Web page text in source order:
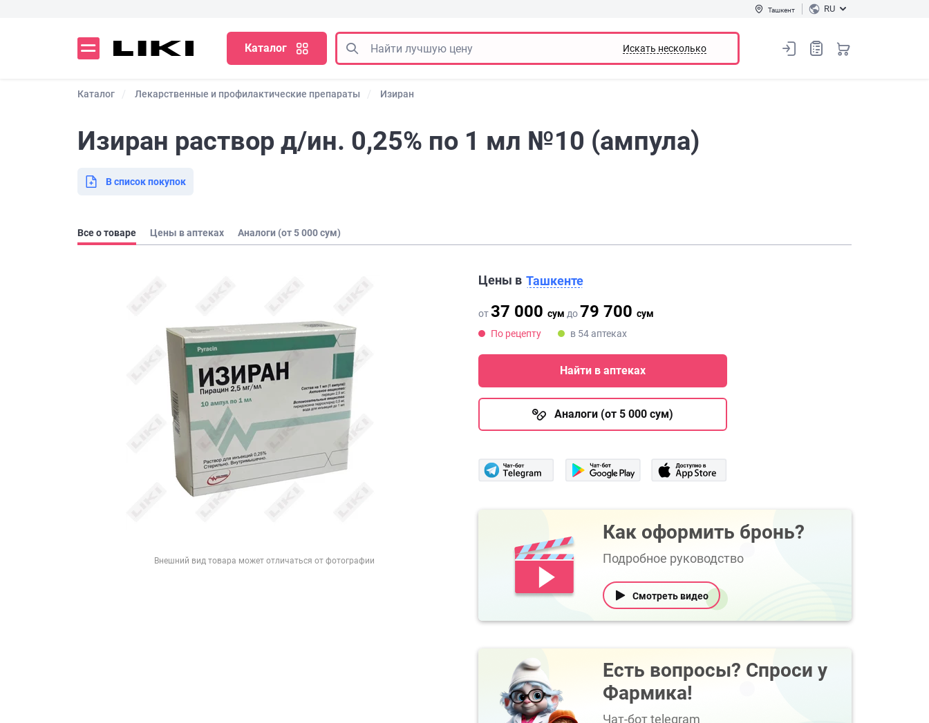
Ташкент RU
Каталог Искать несколько
Каталог Лекарственные и профилактические препараты Изиран
Изиран раствор д/ин. 0,25% по 1 мл №10 (ампула)
В список покупок
Все о товаре Цены в аптеках Аналоги (от 5 000 сум)
Внешний вид товара может отличаться от фотографии
Цены в Ташкенте
от37 000 сум до79 700 сум
По рецепту
в 54 аптеках
Найти в аптеках
Аналоги (от 5 000 сум)
Как оформить бронь?
Подробное руководство
Смотреть видео
Есть вопросы? Спроси у
Фармика!
Чат-бот telegram